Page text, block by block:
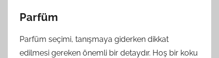
Parfüm
Parfüm seçimi, tanışmaya giderken dikkat
edilmesi gereken önemli bir detaydır. Hoş bir koku